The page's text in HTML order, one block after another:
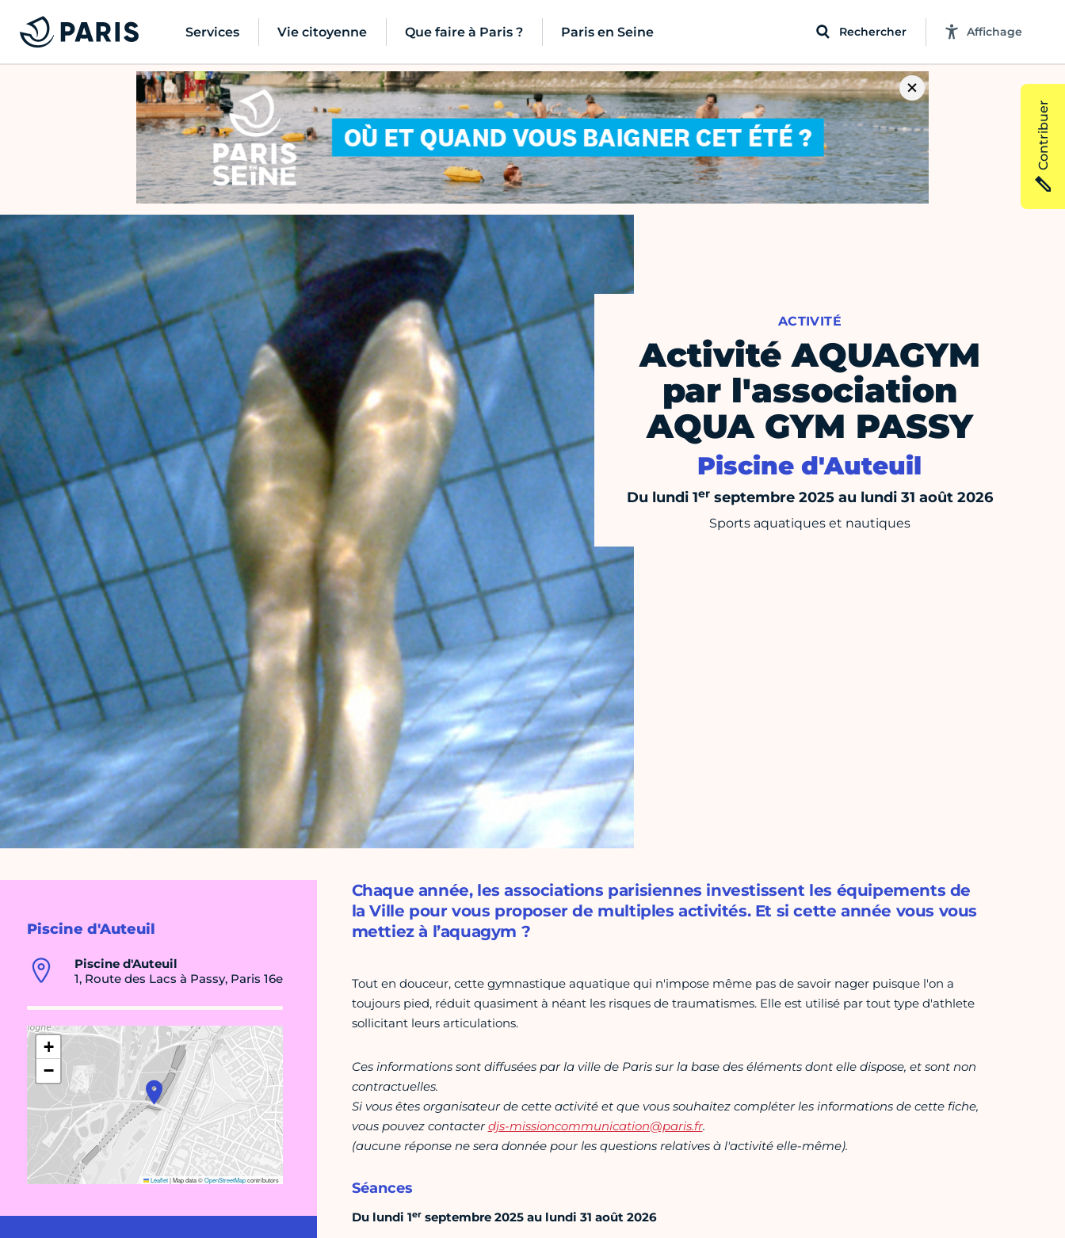
Services Vie citoyenne Que faire à Paris ? Paris en Seine Rechercher Affichage
ACTIVITÉ
Activité AQUAGYM
par l'association
AQUA GYM PASSY
Piscine d'Auteuil
Du lundi 1erseptembre 2025 au lundi 31 août 2026
Sports aquatiques et nautiques
Piscine d'Auteuil
Piscine d'Auteuil
1, Route des Lacs à Passy, Paris 16e
+
−
Leaflet|Map data ©OpenStreetMapcontributors
Chaque année, les associations parisiennes investissent les équipements de
la Ville pour vous proposer de multiples activités. Et si cette année vous vous
mettiez à l’aquagym ?
Tout en douceur, cette gymnastique aquatique qui n'impose même pas de savoir nager puisque l'on a
toujours pied, réduit quasiment à néant les risques de traumatismes. Elle est utilisé par tout type d'athlete
sollicitant leurs articulations.
Ces informations sont diffusées par la ville de Paris sur la base des éléments dont elle dispose, et sont non
contractuelles.
Si vous êtes organisateur de cette activité et que vous souhaitez compléter les informations de cette fiche,
vous pouvez contacterdjs-missioncommunication@paris.fr.
(aucune réponse ne sera donnée pour les questions relatives à l'activité elle-même).
Séances
Du lundi 1erseptembre 2025 au lundi 31 août 2026
Contribuer